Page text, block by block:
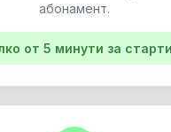
абонамент.
от 5 минути за